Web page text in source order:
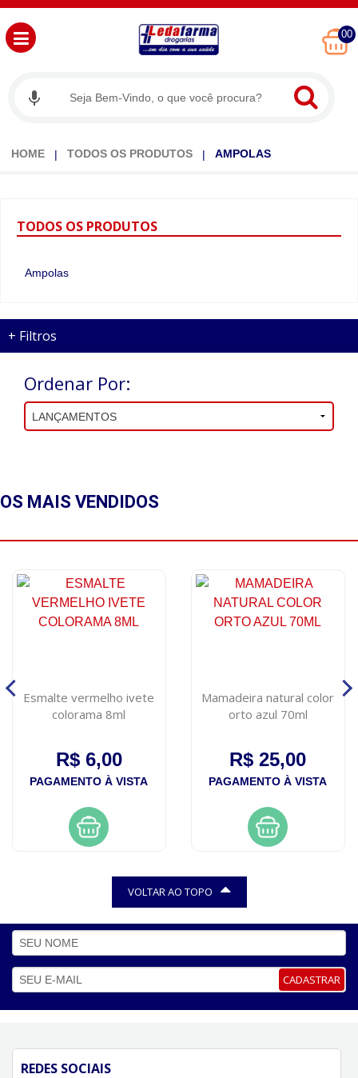
00
HOME TODOS OS PRODUTOS AMPOLAS
TODOS OS PRODUTOS
Ampolas
+ Filtros
Ordenar Por:
OS MAIS VENDIDOS
Esmalte vermelho ivete
colorama 8ml
R$ 6,00
PAGAMENTO À VISTA
Mamadeira natural color
orto azul 70ml
R$ 25,00
PAGAMENTO À VISTA
VOLTAR AO TOPO
CADASTRAR
REDES SOCIAIS